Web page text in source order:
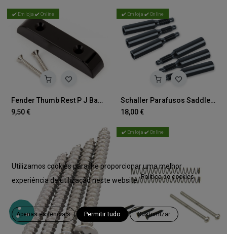
Fender Thumb Rest P J Bass BLK
9,50€
✔️ Em loja ✔️ Online
Schaller Parafusos Saddle FR SC545971 20663000
18,00€
✔️ Em loja ✔️ Online
✔️ Em loja ✔️ Online
Utilizamos cookies para lhe proporcionar uma melhor
experiência de utilização neste website. Política de cookies
Apenas essenciais Permitir tudo Customizar